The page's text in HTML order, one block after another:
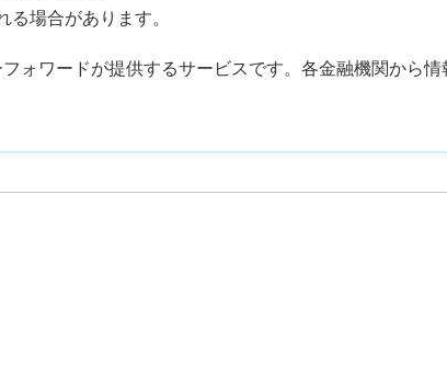
場合があります。
ォワードが提供するサービスです。各金融機関から